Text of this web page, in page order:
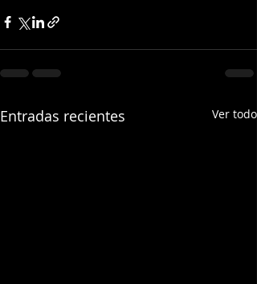
Entradas recientes Ver todo